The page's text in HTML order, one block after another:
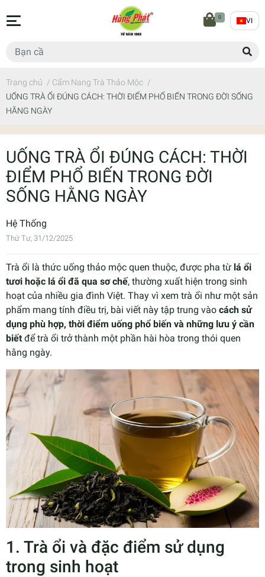
0 VI
Trang chủ / Cẩm Nang Trà Thảo Mộc /
UỐNG TRÀ ỔI ĐÚNG CÁCH: THỜI ĐIỂM PHỔ BIẾN TRONG ĐỜI SỐNG
HẰNG NGÀY
UỐNG TRÀ ỔI ĐÚNG CÁCH: THỜI
ĐIỂM PHỔ BIẾN TRONG ĐỜI
SỐNG HẰNG NGÀY
Hệ Thống
Thứ Tư, 31/12/2025
Trà ổi là thức uống thảo mộc quen thuộc, được pha từ lá ổi
tươi hoặc lá ổi đã qua sơ chế, thường xuất hiện trong sinh
hoạt của nhiều gia đình Việt. Thay vì xem trà ổi như một sản
phẩm mang tính điều trị, bài viết này tập trung vào cách sử
dụng phù hợp, thời điểm uống phổ biến và những lưu ý cần
biếtđể trà ổi trở thành một phần hài hòa trong thói quen
hằng ngày.
1. Trà ổi và đặc điểm sử dụng
trong sinh hoạt